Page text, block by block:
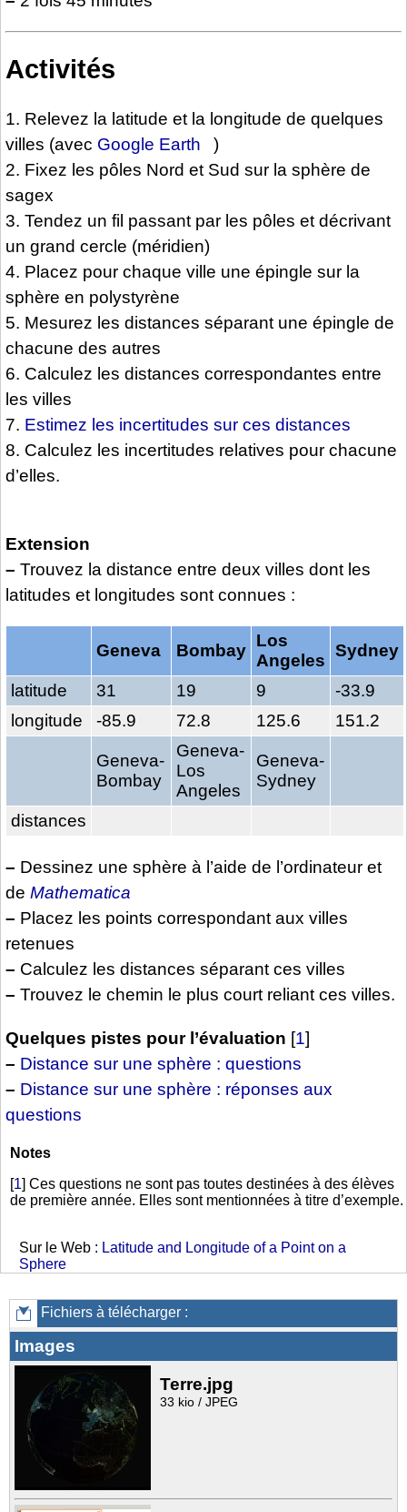
Activités
1. Relevez la latitude et la longitude de quelques
villes (avec Google Earth
)
2. Fixez les pôles Nord et Sud sur la sphère de
sagex
3. Tendez un fil passant par les pôles et décrivant
un grand cercle (méridien)
4. Placez pour chaque ville une épingle sur la
sphère en polystyrène
5. Mesurez les distances séparant une épingle de
chacune des autres
6. Calculez les distances correspondantes entre
les villes
7. Estimez les incertitudes sur ces distances
8. Calculez les incertitudes relatives pour chacune
d’elles.
Extension
– Trouvez la distance entre deux villes dont les
latitudes et longitudes sont connues :
Geneva Bombay
Los
Angeles
Sydney
latitude 31 19 9
-33.9
longitude
-85.9 72.8 125.6 151.2
Geneva-
Bombay
Geneva-
Los
Angeles
Geneva-
Sydney
distances
– Dessinez une sphère à l’aide de l’ordinateur et
de Mathematica
– Placez les points correspondant aux villes
retenues
– Calculez les distances séparant ces villes
– Trouvez le chemin le plus court reliant ces villes.
Quelques pistes pour l’évaluation [1]
– Distance sur une sphère : questions
– Distance sur une sphère : réponses aux
questions
Notes
[1] Ces questions ne sont pas toutes destinées à des élèves
de première année. Elles sont mentionnées à titre d’exemple.
Sur le Web : Latitude and Longitude of a Point on a
Sphere
Fichiers à télécharger :
Images
Terre.jpg
33 kio / JPEG